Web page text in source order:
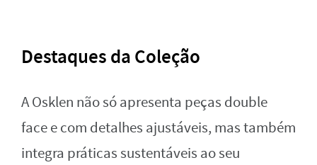
Destaques da Coleção
A Osklen não só apresenta peças double
face e com detalhes ajustáveis, mas também
integra práticas sustentáveis ao seu